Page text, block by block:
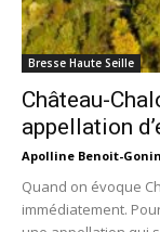
Bresse Haute Seille
Château-
appellation
Apolline Benoit-Gonin
Quand on évoque
immédiatement.